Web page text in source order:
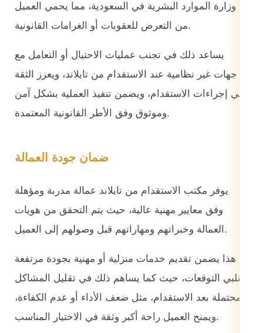
وزارة الموارد البشرية في السعودية، مما يحمي العميل
من التعرض للعقوبات أو الغرامات القانونية.
يساعد ذلك في تجنب عمليات الاحتيال أو التعامل مع
جهات غير نظامية عند الاستقدام من تايلاند، ويعزز الثقة
في إجراءات الاستقدام، ويضمن تنفيذ العملية بشكل آمن
وموثوق وفق الأطر القانونية المعتمدة.
ضمان جودة العمالة
يوفر مكتب الاستقدام من تايلاند عمالة مدربة ومؤهلة
وفق معايير مهنية عالية، حيث يتم التحقق من هويات
العمالة وخبراتهم ومهاراتهم قبل وصولهم إلى العميل.
هذا يضمن تقديم خدمات منزلية أو مهنية بجودة مرتفعة
تلبي التوقعات، حيث كما يساهم ذلك في تقليل المشاكل
المحتملة بعد الاستقدام، مثل ضعف الأداء أو عدم الكفاءة،
ويمنح العميل راحة أكبر وثقة في الاختيار المناسب.